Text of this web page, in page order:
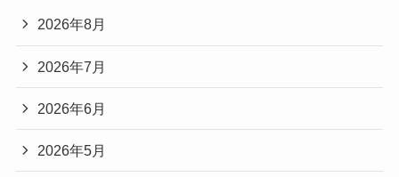
2026年8月
2026年7月
2026年6月
2026年5月